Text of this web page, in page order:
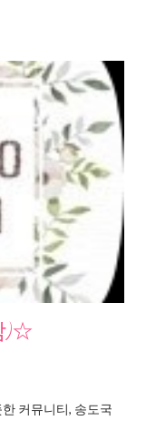
)☆
커뮤니티, 송도국